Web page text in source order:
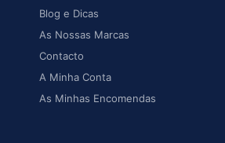
Blog e Dicas
As Nossas Marcas
Contacto
A Minha Conta
As Minhas Encomendas